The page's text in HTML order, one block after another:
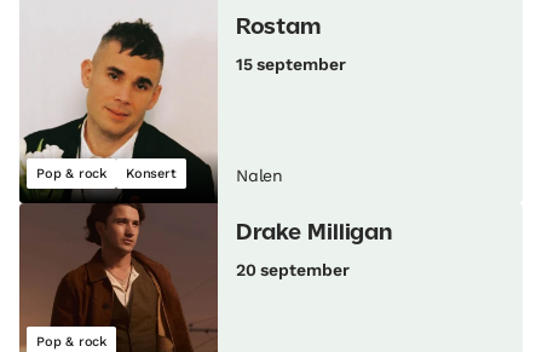
Pop & rock Konsert
Rostam
15 september
Nalen
Pop & rock
Drake Milligan
20 september